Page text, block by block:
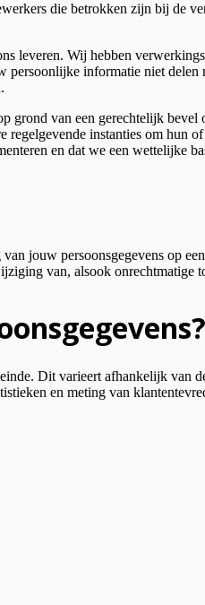
die betrokken zijn bij de
leveren. Wij hebben
persoonlijke informatie niet
van een gerechtelijk bevel
instanties om hun
en dat we een wettelijke
persoonsgegevens op een
van, alsook onrechtmatige
Dit varieert afhankelijk
en meting van